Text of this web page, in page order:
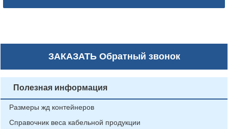
ЗАКАЗАТЬОбратный звонок
Полезная информация
Размеры жд контейнеров
Справочник веса кабельной продукции